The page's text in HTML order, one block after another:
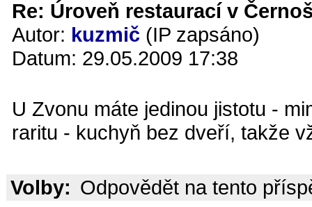
Re: Úroveň restaurací v
Autor: kuzmič (IP zapsáno)
Datum: 29.05.2009 17:38
U Zvonu máte jedinou jistotu -
raritu - kuchyň bez dveří, takže
Volby: Odpovědět na tento